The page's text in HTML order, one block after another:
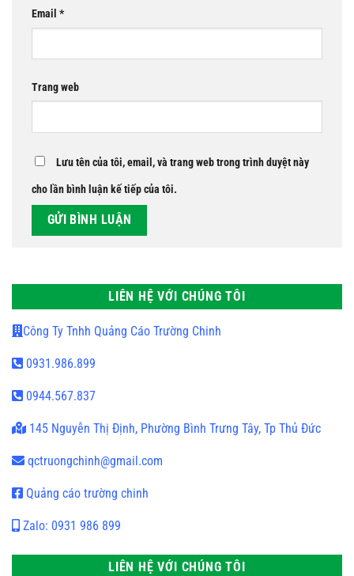
Email *
Trang web
Lưu tên của tôi, email, và trang web trong trình duyệt này
cho lần bình luận kế tiếp của tôi.
LIÊN HỆ VỚI CHÚNG TÔI
Công Ty Tnhh Quảng Cáo Trường Chinh
0931.986.899
0944.567.837
145 Nguyễn Thị Định, Phường Bình Trưng Tây, Tp Thủ Đức
qctruongchinh@gmail.com
Quảng cáo trường chinh
Zalo: 0931 986 899
LIÊN HỆ VỚI CHÚNG TÔI